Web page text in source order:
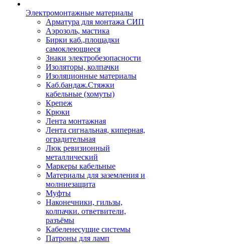
Электромонтажные материалы
Арматура для монтажа СИП
Аэрозоль, мастика
Бирки каб.,площадки
самоклеющиеся
Знаки электробезопасности
Изоляторы, колпачки
Изоляционные материалы
Каб.бандаж.Стяжки
кабельные (хомуты)
Крепеж
Крюки
Лента монтажная
Лента сигнальная, киперная,
оградительная
Люк ревизионный
металлический
Маркеры кабельные
Материалы для заземления и
молниезащита
Муфты
Наконечники, гильзы,
колпачки. ответвители,
разъёмы
Кабеленесущие системы
Патроны для ламп